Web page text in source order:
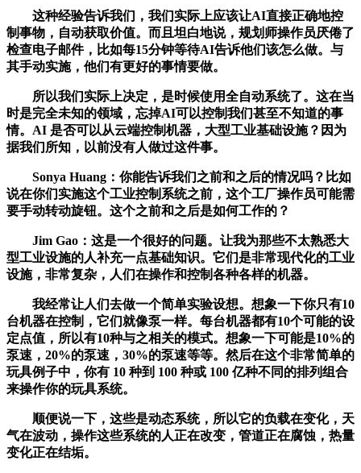
这种经验告诉我们，我们实际上应该让AI直接正确地控
制事物，自动获取价值。而且坦白地说，规划师操作员厌倦了
检查电子邮件，比如每15分钟等待AI告诉他们该怎么做。与
其手动实施，他们有更好的事情要做。
所以我们实际上决定，是时候使用全自动系统了。这在当
时是完全未知的领域，忘掉AI可以控制我们甚至不知道的事
情。AI 是否可以从云端控制机器，大型工业基础设施？因为
据我们所知，以前没有人做过这件事。
Sonya Huang：你能告诉我们之前和之后的情况吗？比如
说在你们实施这个工业控制系统之前，这个工厂操作员可能需
要手动转动旋钮。这个之前和之后是如何工作的？
Jim Gao：这是一个很好的问题。让我为那些不太熟悉大
型工业设施的人补充一点基础知识。它们是非常现代化的工业
设施，非常复杂，人们在操作和控制各种各样的机器。
我经常让人们去做一个简单实验设想。想象一下你只有10
台机器在控制，它们就像泵一样。每台机器都有10个可能的设
定点值，所以有10种与之相关的模式。想象一下可能是10%的
泵速，20%的泵速，30%的泵速等等。然后在这个非常简单的
玩具例子中，你有 10 种到 100 种或 100 亿种不同的排列组合
来操作你的玩具系统。
顺便说一下，这些是动态系统，所以它的负载在变化，天
气在波动，操作这些系统的人正在改变，管道正在腐蚀，热量
变化正在结垢。